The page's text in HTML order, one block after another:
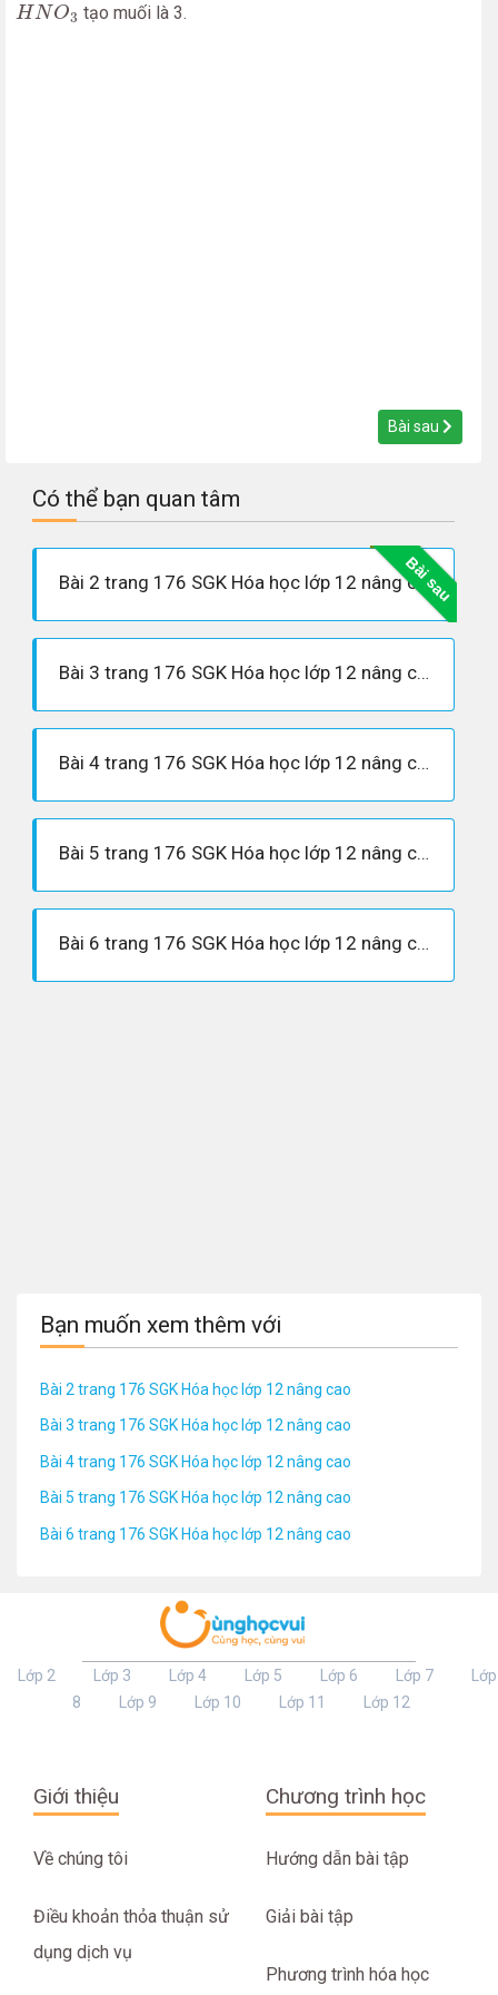
HNO3 tạo muối là 3.
Bài sau
Có thể bạn quan tâm
Bài sau
Bài 2 trang 176 SGK Hóa học lớp 12 nâng cao
Bài 3 trang 176 SGK Hóa học lớp 12 nâng cao
Bài 4 trang 176 SGK Hóa học lớp 12 nâng cao
Bài 5 trang 176 SGK Hóa học lớp 12 nâng cao
Bài 6 trang 176 SGK Hóa học lớp 12 nâng cao
Bạn muốn xem thêm với
Bài 2 trang 176 SGK Hóa học lớp 12 nâng cao
Bài 3 trang 176 SGK Hóa học lớp 12 nâng cao
Bài 4 trang 176 SGK Hóa học lớp 12 nâng cao
Bài 5 trang 176 SGK Hóa học lớp 12 nâng cao
Bài 6 trang 176 SGK Hóa học lớp 12 nâng cao
Lớp 2 Lớp 3 Lớp 4 Lớp 5 Lớp 6 Lớp 7
Lớp
8
Lớp 9 Lớp 10 Lớp 11 Lớp 12
Giới thiệu
Về chúng tôi
Điều khoản thỏa thuận sử
dụng dịch vụ
Chương trình học
Hướng dẫn bài tập
Giải bài tập
Phương trình hóa học